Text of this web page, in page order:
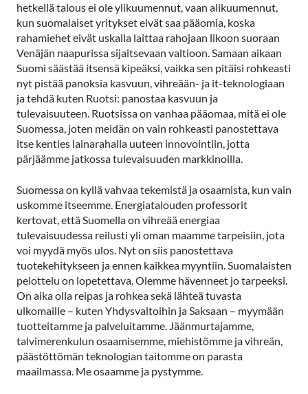
hetkellä talous ei ole ylikuumennut, vaan alikuumennut,
kun suomalaiset yritykset eivät saa pääomia, koska
rahamiehet eivät uskalla laittaa rahojaan likoon suoraan
Venäjän naapurissa sijaitsevaan valtioon. Samaan aikaan
Suomi säästää itsensä kipeäksi, vaikka sen pitäisi rohkeasti
nyt pistää panoksia kasvuun, vihreään- ja it-teknologiaan
ja tehdä kuten Ruotsi: panostaa kasvuun ja
tulevaisuuteen. Ruotsissa on vanhaa pääomaa, mitä ei ole
Suomessa, joten meidän on vain rohkeasti panostettava
itse kenties lainarahalla uuteen innovointiin, jotta
pärjäämme jatkossa tulevaisuuden markkinoilla.
Suomessa on kyllä vahvaa tekemistä ja osaamista, kun vain
uskomme itseemme. Energiatalouden professorit
kertovat, että Suomella on vihreää energiaa
tulevaisuudessa reilusti yli oman maamme tarpeisiin, jota
voi myydä myös ulos. Nyt on siis panostettava
tuotekehitykseen ja ennen kaikkea myyntiin. Suomalaisten
pelottelu on lopetettava. Olemme hävenneet jo tarpeeksi.
On aika olla reipas ja rohkea sekä lähteä tuvasta
ulkomaille – kuten Yhdysvaltoihin ja Saksaan – myymään
tuotteitamme ja palveluitamme. Jäänmurtajamme,
talvimerenkulun osaamisemme, miehistömme ja vihreän,
päästöttömän teknologian taitomme on parasta
maailmassa. Me osaamme ja pystymme.